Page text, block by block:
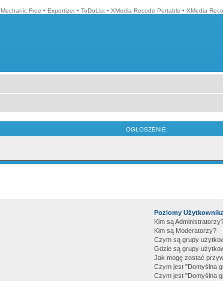
Free • Exportizer • ToDoList • XMedia Recode Portable • XMedia
OGŁOSZENIE:
Poziomy
Kim są
Kim są Moderatorzy?
Czym są grupy
Gdzie są grupy
Jak mogę zostać
Czym jest "Domyślna
Czym jest "Domyślna